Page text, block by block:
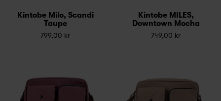
Kintobe Milo, Scandi
Taupe
799,00 kr
Kintobe MILES,
Downtown Mocha
749,00 kr